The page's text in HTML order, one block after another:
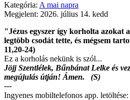
Kategória: A mai napra
Megjelent: 2026. július 14. kedd
"Jézus egyszer így korholta azokat
legtöbb csodát tette, és mégsem
11,20-24)
Ez a korholás nekünk is szól...
Jöjj Szentlélek, Bűnbánat Lelke és
megújulás útján! Ámen. (S)
---
Ingyenes mobiltelefonos app. letöltése: